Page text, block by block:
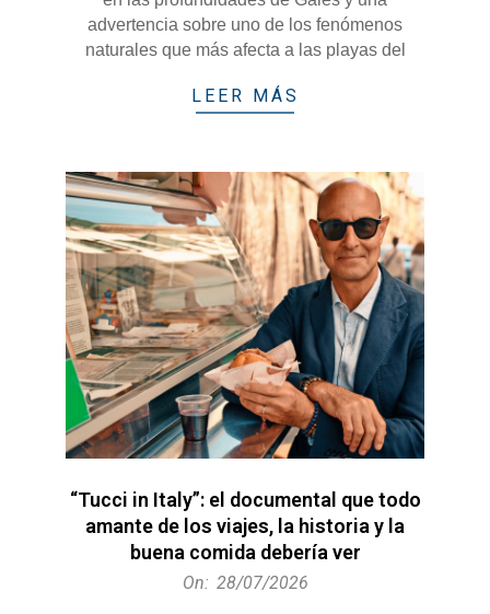
advertencia sobre uno de los fenómenos
naturales que más afecta a las playas del
LEER MÁS
“Tucci in Italy”: el documental que todo
amante de los viajes, la historia y la
buena comida debería ver
On: 28/07/2026